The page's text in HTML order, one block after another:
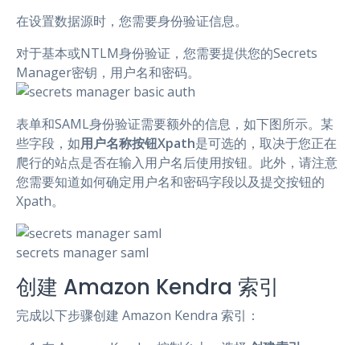
在设置数据源时，您需要身份验证信息。
对于基本或NTLM身份验证，您需要提供您的Secrets
Manager密钥，用户名和密码。
表单和SAML身份验证需要额外的信息，如下图所示。某
些字段，如用户名称按钮Xpath是可选的，取决于您正在
爬行的站点是否在输入用户名后使用按钮。此外，请注意
您需要知道如何确定用户名和密码字段以及提交按钮的
Xpath。
secrets manager saml
创建 Amazon Kendra 索引
完成以下步骤创建 Amazon Kendra 索引：